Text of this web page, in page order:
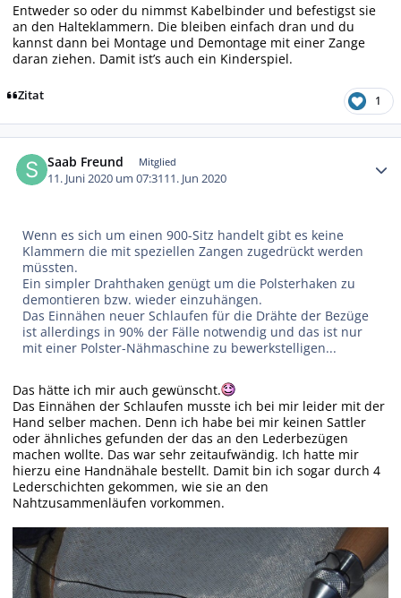
Entweder so oder du nimmst Kabelbinder und befestigst sie
an den Halteklammern. Die bleiben einfach dran und du
kannst dann bei Montage und Demontage mit einer Zange
daran ziehen. Damit ist’s auch ein Kinderspiel.
Zitat 1
Saab Freund Mitglied
11. Juni 2020 um 07:3111. Jun 2020
Wenn es sich um einen 900-Sitz handelt gibt es keine
Klammern die mit speziellen Zangen zugedrückt werden
müssten.
Ein simpler Drahthaken genügt um die Polsterhaken zu
demontieren bzw. wieder einzuhängen.
Das Einnähen neuer Schlaufen für die Drähte der Bezüge
ist allerdings in 90% der Fälle notwendig und das ist nur
mit einer Polster-Nähmaschine zu bewerkstelligen...
Das hätte ich mir auch gewünscht.
Das Einnähen der Schlaufen musste ich bei mir leider mit der
Hand selber machen. Denn ich habe bei mir keinen Sattler
oder ähnliches gefunden der das an den Lederbezügen
machen wollte. Das war sehr zeitaufwändig. Ich hatte mir
hierzu eine Handnähale bestellt. Damit bin ich sogar durch 4
Lederschichten gekommen, wie sie an den
Nahtzusammenläufen vorkommen.